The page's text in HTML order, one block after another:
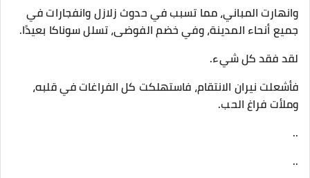
وانهارت المباني، مما تسبب في حدوث زلازل وانفجارات في
جميع أنحاء المدينة، وفي خضم الفوضى، تسلل سوناكا بعيدًا.
لقد فقد كل شيء.
فأشعلت نيران الانتقام، فاستهلكت كل الفراغات في قلبه،
وملأت فراغ الحب.
..
..